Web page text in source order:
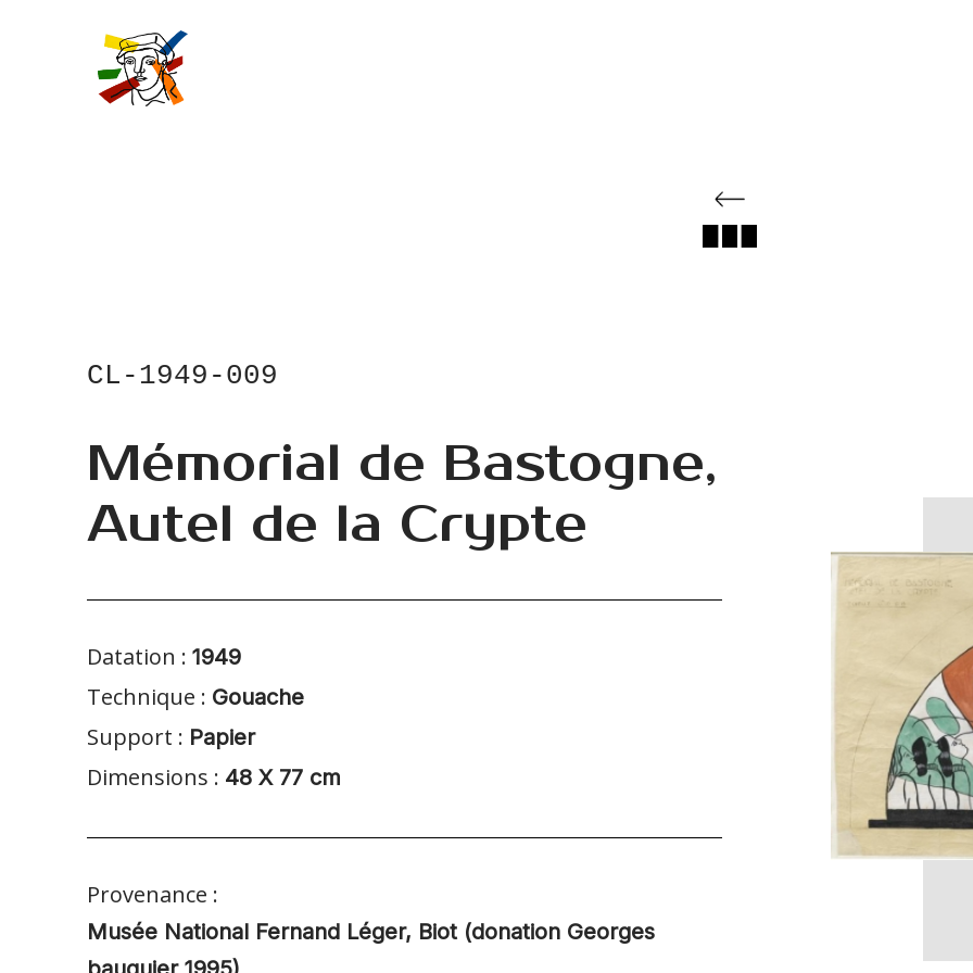
CL-1949-009
Mémorial de Bastogne,
Autel de la Crypte
Datation : 1949
Technique : Gouache
Support : Papier
Dimensions : 48 X 77 cm
Provenance :
Musée National Fernand Léger, Biot (donation Georges